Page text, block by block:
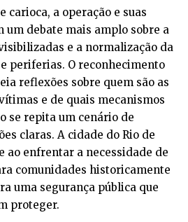
carioca, a operação e suas
um debate mais amplo sobre a
e a normalização da
periferias. O reconhecimento
reflexões sobre quem são as
e de quais mecanismos
se repita um cenário de
claras. A cidade do Rio de
ao enfrentar a necessidade de
comunidades historicamente
uma segurança pública que
proteger.